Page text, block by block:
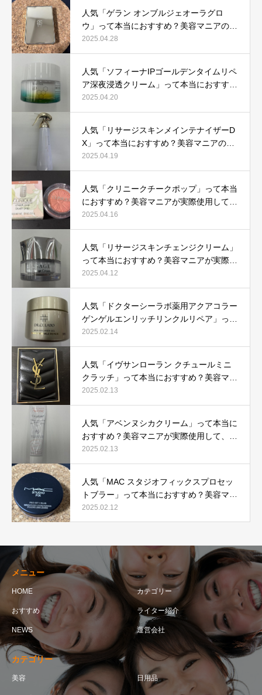
人気「ゲラン オンブルジェオーラグロ
ウ」って本当におすすめ？美容マニアの私
が実際使用して、口コミを検証！
2025.04.28
人気「ソフィーナIPゴールデンタイムリペ
ア深夜浸透クリーム」って本当におすす
め？美容マニアが実際使用して口コミを検
証！
2025.04.20
人気「リサージスキンメインテナイザーD
X」って本当におすすめ？美容マニアの私
が実際使用して、口コミを検証！
2025.04.19
人気「クリニークチークポップ」って本当
におすすめ？美容マニアが実際使用して口
コミを検証！
2025.04.16
人気「リサージスキンチェンジクリーム」
って本当におすすめ？美容マニアが実際使
用して口コミを検証！
2025.04.12
人気「ドクターシーラボ薬用アクアコラー
ゲンゲルエンリッチリンクルリペア」って
本当におすすめ？美容マニアが実際使用し
て口コミを検証
2025.02.14
人気「イヴサンローラン クチュールミニ
クラッチ」って本当におすすめ？美容マニ
アが実際使用して口コミを検証！
2025.02.13
人気「アベンヌシカクリーム」って本当に
おすすめ？美容マニアが実際使用して、口
コミを検証！
2025.02.13
人気「MAC スタジオフィックスプロセッ
トブラー」って本当におすすめ？美容マニ
アが実際使用して口コミを検証！
2025.02.12
メニュー
HOME カテゴリー
おすすめ ライター紹介
NEWS 運営会社
カテゴリー
美容 日用品